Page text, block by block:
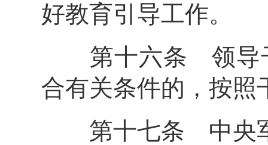
好教育引导工作。
第十六条 领导干
合有关条件的，按照
第十七条 中央军